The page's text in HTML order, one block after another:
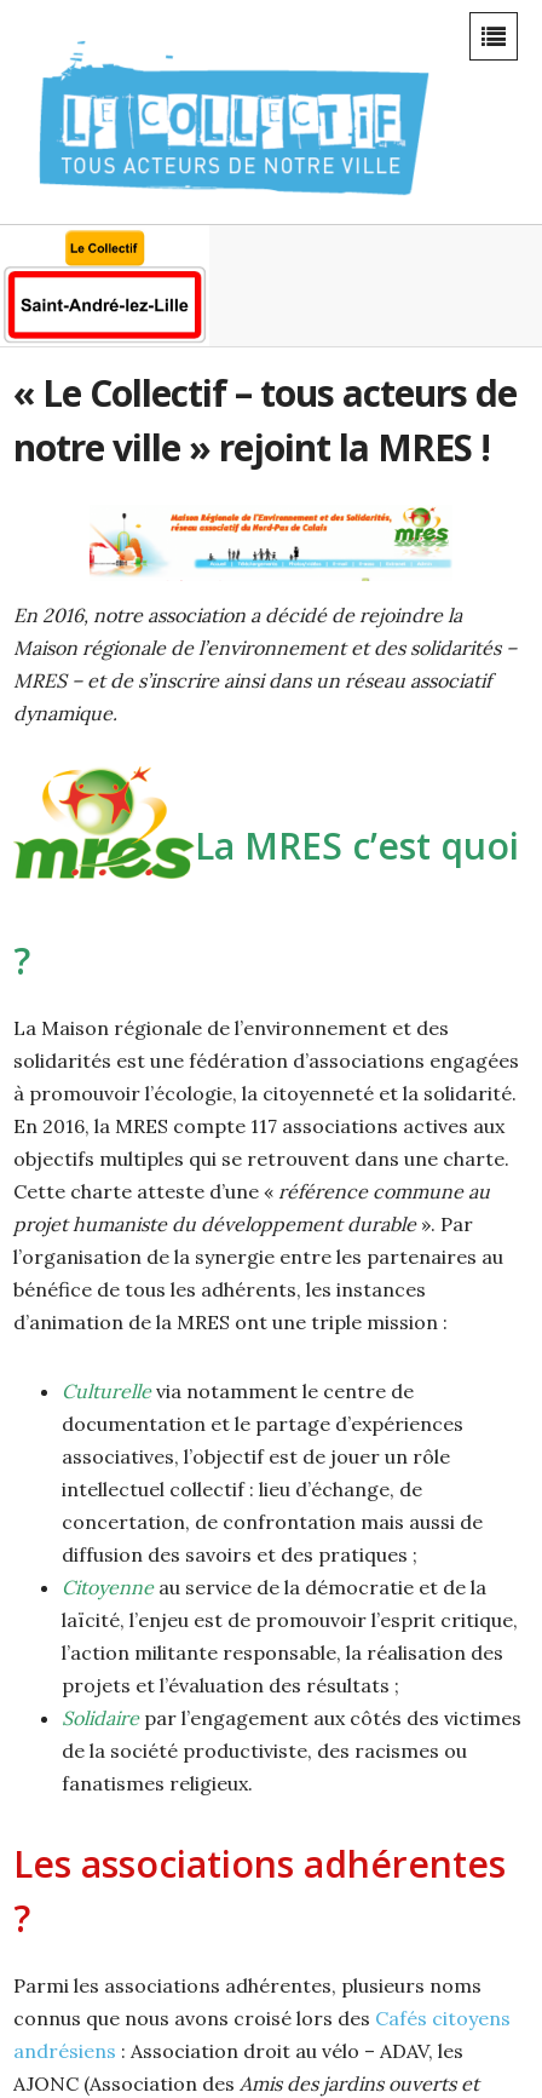
« Le Collectif – tous acteurs de
notre ville » rejoint la MRES !
En 2016, notre association a décidé de rejoindre la
Maison régionale de l’environnement et des solidarités –
MRES – et de s’inscrire ainsi dans un réseau associatif
dynamique.
La MRES c’est quoi
?
La Maison régionale de l’environnement et des
solidarités est une fédération d’associations engagées
à promouvoir l’écologie, la citoyenneté et la solidarité.
En 2016, la MRES compte 117 associations actives aux
objectifs multiples qui se retrouvent dans une charte.
Cette charte atteste d’une « référence commune au
projet humaniste du développement durable». Par
l’organisation de la synergie entre les partenaires au
bénéfice de tous les adhérents, les instances
d’animation de la MRES ont une triple mission :
Culturellevia notamment le centre de
documentation et le partage d’expériences
associatives, l’objectif est de jouer un rôle
intellectuel collectif : lieu d’échange, de
concertation, de confrontation mais aussi de
diffusion des savoirs et des pratiques ;
Citoyenneau service de la démocratie et de la
laïcité, l’enjeu est de promouvoir l’esprit critique,
l’action militante responsable, la réalisation des
projets et l’évaluation des résultats ;
Solidairepar l’engagement aux côtés des victimes
de la société productiviste, des racismes ou
fanatismes religieux.
Les associations adhérentes
?
Parmi les associations adhérentes, plusieurs noms
connus que nous avons croisé lors des Cafés citoyens
andrésiens : Association droit au vélo – ADAV, les
AJONC (Association des Amis des jardins ouverts et